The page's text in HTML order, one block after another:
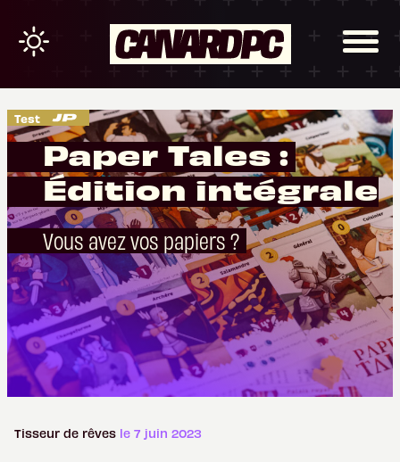
Test
Paper Tales :
Édition intégrale
Vous avez vos papiers ?
Tisseur de rêves le 7 juin 2023